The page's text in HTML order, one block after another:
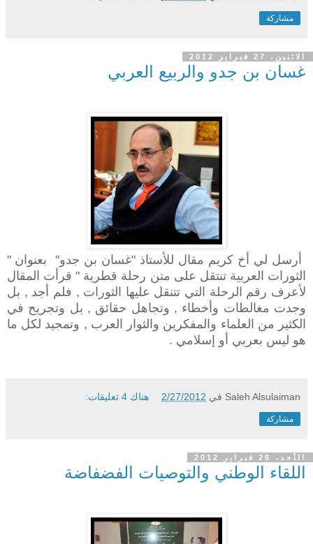
مشاركة
الاثنين، 27 فبراير 2012
غسان بن جدو والربيع العربي
أرسل لي أخ كريم مقال للأستاذ "غسان بن جدو"
بعنوان "
الثورات العربية تنتقل على متن رحلة قطرية " قرأت المقال
لأعرف رقم الرحلة التي تتنقل عليها الثورات , فلم أجد , بل
وجدت مغالطات وأخطاء , وتجاهل حقائق , بل وتجريح في
الكثير من العلماء والمفكرين والثوار العرب , وتمجيد لكل ما
هو ليس بعربي أو إسلامي .
Saleh Alsulaiman في 2/27/2012 هناك 4 تعليقات:
مشاركة
الأحد، 26 فبراير 2012
اللقاء الوطني والتوصيات الفضفاضة